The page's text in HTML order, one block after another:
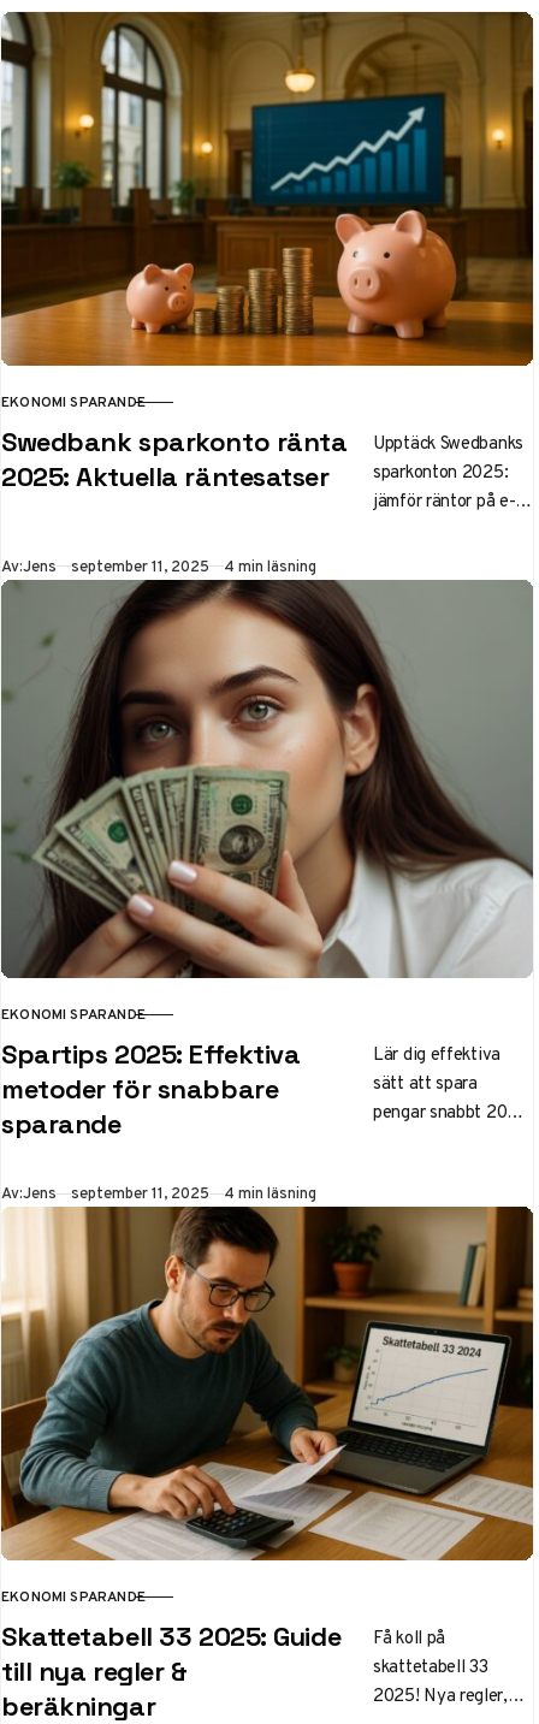
KATEGORI
EKONOMI SPARANDE
Swedbank sparkonto ränta
2025: Aktuella räntesatser
Upptäck Swedbanks
sparkonton 2025:
jämför räntor på e-
(2,40%). Få
avkastning och tips
för smart sparande i
rådande ränteläge.
Av:Jens Publicerad
september 11, 2025 4 min läsning
KATEGORI
EKONOMI SPARANDE
Spartips 2025: Effektiva
metoder för snabbare
sparande
Lär dig effektiva
sätt att spara
pengar snabbt 2025
skattesänkningar
och lägre räntor för
att förbättra din
ekonomi och bygga
buffert.
Av:Jens Publicerad
september 11, 2025 4 min läsning
KATEGORI
EKONOMI SPARANDE
Skattetabell 33 2025: Guide
till nya regler &
beräkningar
Få koll på
skattetabell 33
2025! Nya regler,